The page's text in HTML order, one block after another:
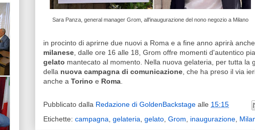
Sara Panza, general manager Grom, all'inaugurazione del nono negozio a Milano
in procinto di aprirne due nuovi a Roma e a fine anno aprirà
milanese, dalle ore 16 alle 18, Grom offre momenti d'autentico
gelato mantecato al momento. Nella nuova gelateria, per tutta la
della nuova campagna di comunicazione, che ha preso il via
anche a Torino e Roma.
Pubblicato dalla Redazione di GoldenBackstage alle 15:15
Etichette: campagna, gelateria, gelato, Grom, inaugurazione,